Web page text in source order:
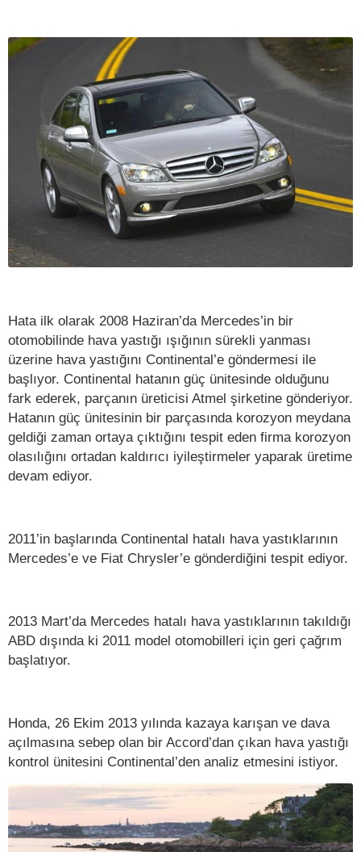
Hata ilk olarak 2008 Haziran’da Mercedes’in bir
otomobilinde hava yastığı ışığının sürekli yanması
üzerine hava yastığını Continental’e göndermesi ile
başlıyor. Continental hatanın güç ünitesinde olduğunu
fark ederek, parçanın üreticisi Atmel şirketine gönderiyor.
Hatanın güç ünitesinin bir parçasında korozyon meydana
geldiği zaman ortaya çıktığını tespit eden firma korozyon
olasılığını ortadan kaldırıcı iyileştirmeler yaparak üretime
devam ediyor.
2011’in başlarında Continental hatalı hava yastıklarının
Mercedes’e ve Fiat Chrysler’e gönderdiğini tespit ediyor.
2013 Mart’da Mercedes hatalı hava yastıklarının takıldığı
ABD dışında ki 2011 model otomobilleri için geri çağrım
başlatıyor.
Honda, 26 Ekim 2013 yılında kazaya karışan ve dava
açılmasına sebep olan bir Accord’dan çıkan hava yastığı
kontrol ünitesini Continental’den analiz etmesini istiyor.